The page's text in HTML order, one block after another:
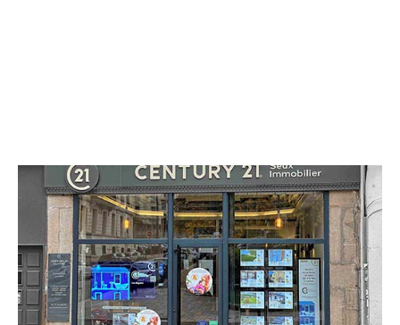
CENTURY 21 Seux Immobilier
37 rue Gambetta
ST ETIENNE - 42000
Envoyer un message